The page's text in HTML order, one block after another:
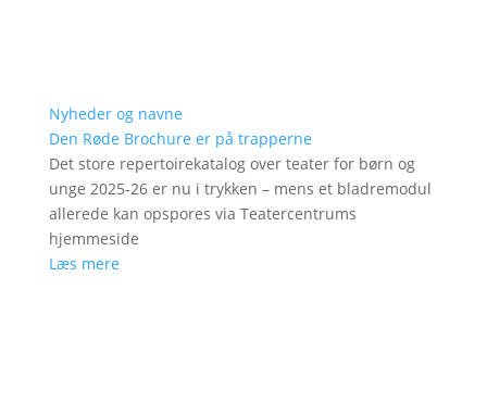
Nyheder og navne
Den Røde Brochure er på trapperne
Det store repertoirekatalog over teater for børn og
unge 2025-26 er nu i trykken – mens et bladremodul
allerede kan opspores via Teatercentrums
hjemmeside
Læs mere